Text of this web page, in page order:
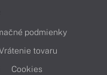
podmienky
tovaru
Cookies